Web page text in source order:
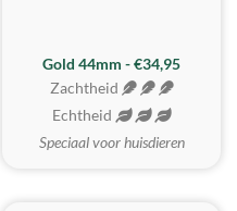
Gold 44mm - €34,95
Zachtheid
Echtheid
Speciaal voor huisdieren